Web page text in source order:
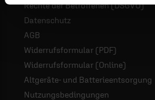
Rechte der Betroffenen (DSGVO)
Datenschutz
AGB
Widerrufsformular (PDF)
Widerrufsformular (Online)
Altgeräte- und Batterieentsorgung
Nutzungsbedingungen